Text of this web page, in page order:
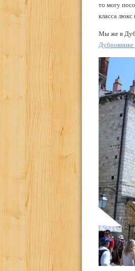
то могу
класса люкс
Мы же в
Дубровнике